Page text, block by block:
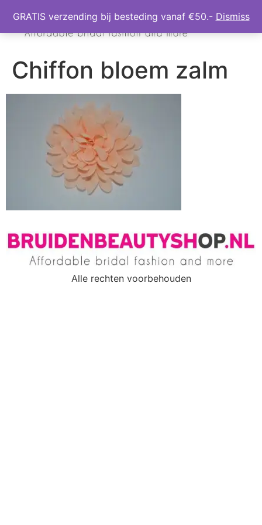
Chiffon bloem zalm
Alle rechten voorbehouden
GRATIS verzending bij besteding vanaf €50.- Dismiss